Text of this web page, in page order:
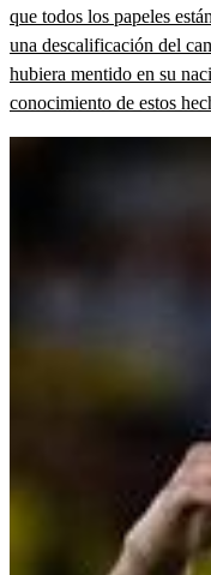
que todos los papeles
una descalificación del
hubiera mentido en su
conocimiento de estos